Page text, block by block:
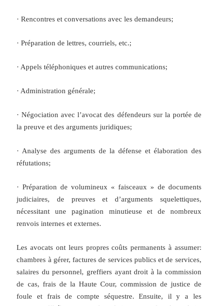
· Rencontres et conversations avec les demandeurs;
· Préparation de lettres, courriels, etc.;
· Appels téléphoniques et autres communications;
· Administration générale;
· Négociation avec l’avocat des défendeurs sur la portée de
la preuve et des arguments juridiques;
· Analyse des arguments de la défense et élaboration des
réfutations;
· Préparation de volumineux « faisceaux » de documents
judiciaires, de preuves et d’arguments squelettiques,
nécessitant une pagination minutieuse et de nombreux
renvois internes et externes.
Les avocats ont leurs propres coûts permanents à assumer:
chambres à gérer, factures de services publics et de services,
salaires du personnel, greffiers ayant droit à la commission
de cas, frais de la Haute Cour, commission de justice de
foule et frais de compte séquestre. Ensuite, il y a les